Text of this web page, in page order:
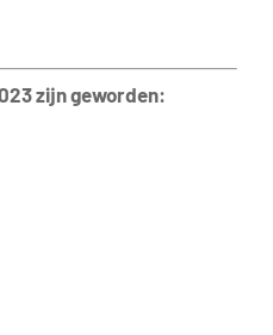
zijn geworden: